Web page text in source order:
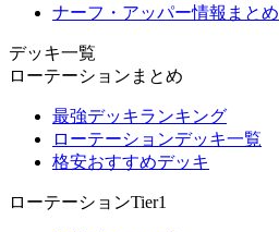
ナーフ・アッパー情報まとめ
デッキ一覧
ローテーションまとめ
最強デッキランキング
ローテーションデッキ一覧
格安おすすめデッキ
ローテーションTier1